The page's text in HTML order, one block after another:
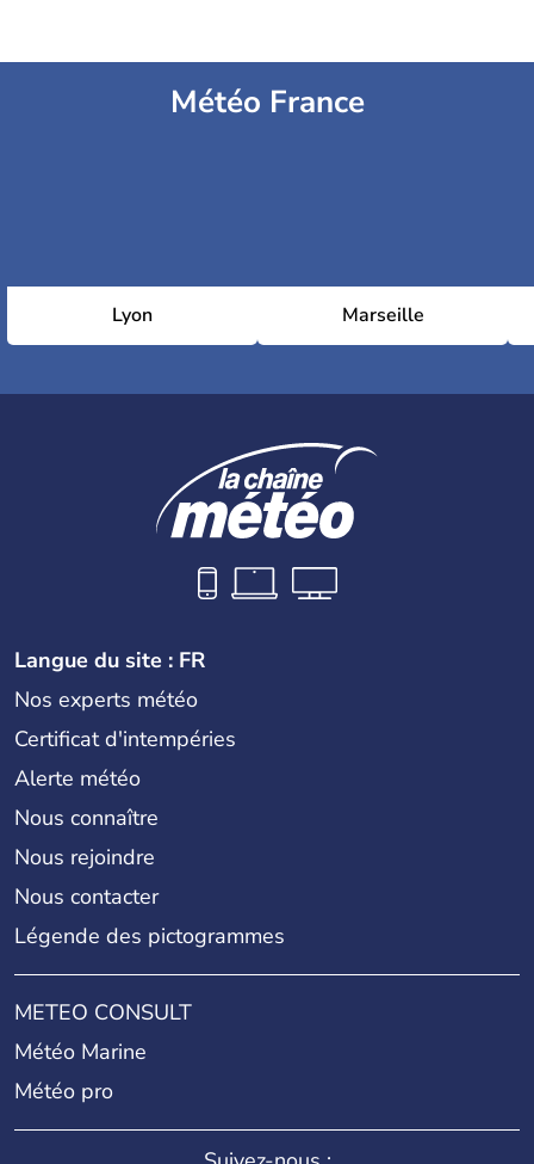
Météo France
Lyon Marseille
Langue du site : FR
Nos experts météo
Certificat d'intempéries
Alerte météo
Nous connaître
Nous rejoindre
Nous contacter
Légende des pictogrammes
METEO CONSULT
Météo Marine
Météo pro